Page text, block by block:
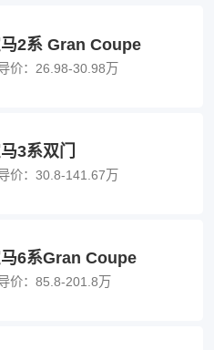
2系 Gran Coupe
价： 26.98-30.98万
3系双门
价： 30.8-141.67万
6系Gran Coupe
价： 85.8-201.8万